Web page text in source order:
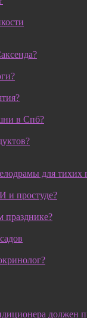
в Спб?
для тихих
и простуде?
празднике?
должен